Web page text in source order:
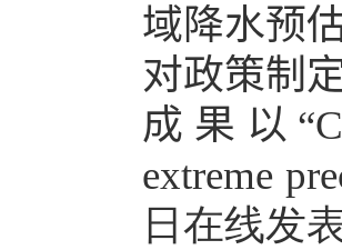
域降水预
对政策制
成果 以“
extreme
日在线发